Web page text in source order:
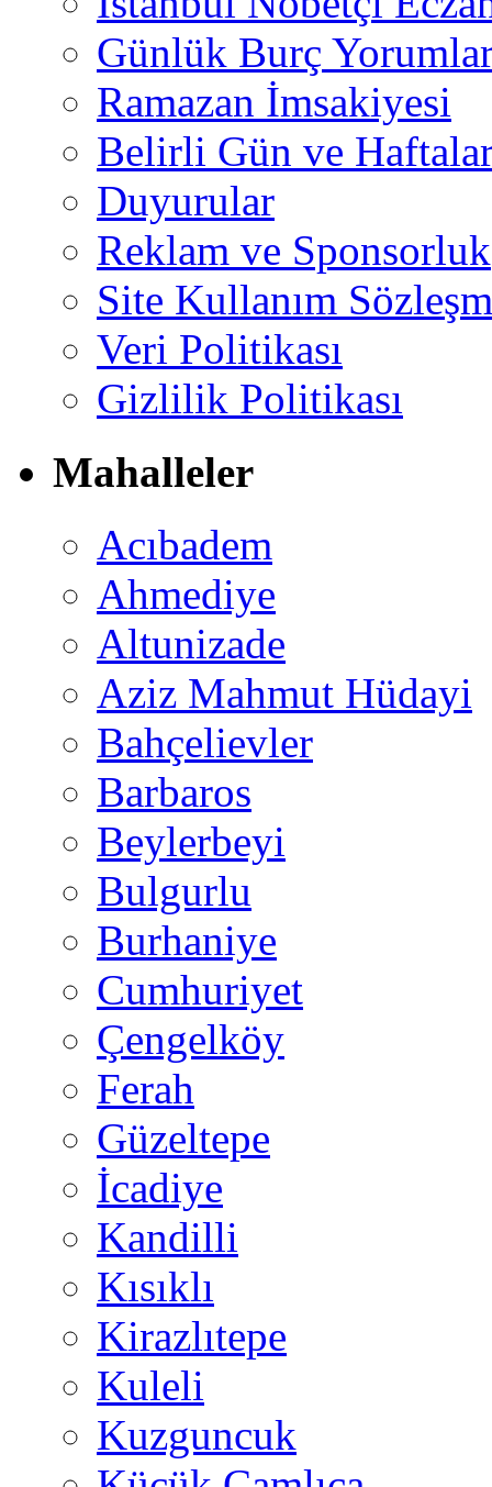
Günlük Burç
Ramazan İmsakiyesi
Belirli Gün ve
Duyurular
Reklam ve Sponsorluk
Site Kullanım
Veri Politikası
Gizlilik Politikası
Mahalleler
Acıbadem
Ahmediye
Altunizade
Aziz Mahmut Hüdayi
Bahçelievler
Barbaros
Beylerbeyi
Bulgurlu
Burhaniye
Cumhuriyet
Çengelköy
Ferah
Güzeltepe
İcadiye
Kandilli
Kısıklı
Kirazlıtepe
Kuleli
Kuzguncuk